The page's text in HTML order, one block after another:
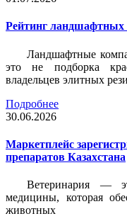
Рейтинг
Ландшафтные
это не подборка
владельцев элитных
Подробнее
30.06.2026
Маркетплейс
препаратов Казахстана
Ветеринария —
медицины, которая
животных